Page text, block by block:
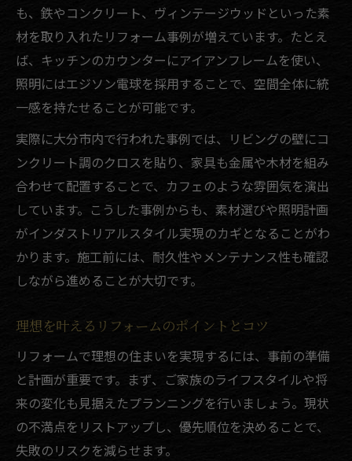
も、鉄やコンクリート、ヴィンテージウッドといった素
材を取り入れたリフォーム事例が増えています。たとえ
ば、キッチンのカウンターにアイアンフレームを使い、
照明にはエジソン電球を採用することで、空間全体に統
一感を持たせることが可能です。
実際に大分市内で行われた事例では、リビングの壁にコ
ンクリート調のクロスを貼り、家具も金属や木材を組み
合わせて配置することで、カフェのような雰囲気を演出
しています。こうした事例からも、素材選びや照明計画
がインダストリアルスタイル実現のカギとなることがわ
かります。施工前には、耐久性やメンテナンス性も確認
しながら進めることが大切です。
理想を叶えるリフォームのポイントとコツ
リフォームで理想の住まいを実現するには、事前の準備
と計画が重要です。まず、ご家族のライフスタイルや将
来の変化も見据えたプランニングを行いましょう。現状
の不満点をリストアップし、優先順位を決めることで、
失敗のリスクを減らせます。